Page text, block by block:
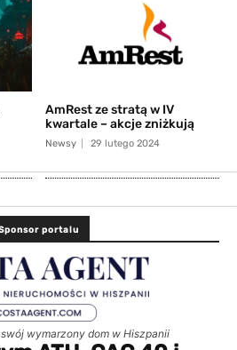
AmRest ze stratą w IV
kwartale – akcje zniżkują
Newsy 29 lutego 2024